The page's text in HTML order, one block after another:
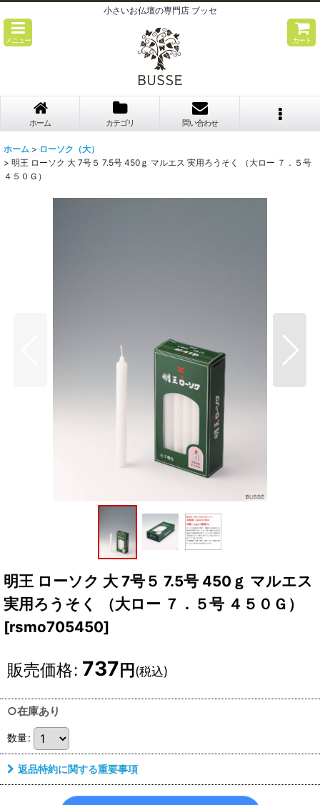
小さいお仏壇の専門店 ブッセ
メニュー カート
ホーム カテゴリ 問い合わせ
ホーム > ローソク（大）
> 明王 ローソク 大 7号５ 7.5号 450ｇ マルエス 実用ろうそく （大ロー ７．５号
４５０Ｇ）
明王 ローソク 大 7号５ 7.5号 450ｇ マルエス
実用ろうそく （大ロー ７．５号 ４５０Ｇ）
[rsmo705450]
販売価格: 737円(税込)
○在庫あり
数量:
返品特約に関する重要事項